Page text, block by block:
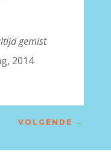
gemist
2014
VOLGENDE →